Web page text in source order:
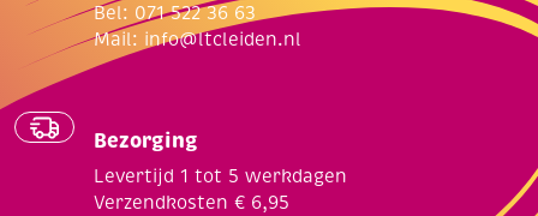
Bel: 071 522 36 63
Mail: info@ltcleiden.nl
Bezorging
Levertijd 1 tot 5 werkdagen
Verzendkosten € 6,95